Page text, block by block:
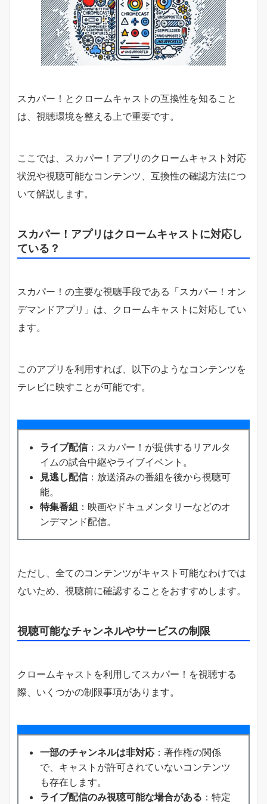
スカパー！とクロームキャストの互換性を知ること
は、視聴環境を整える上で重要です。
ここでは、スカパー！アプリのクロームキャスト対応
状況や視聴可能なコンテンツ、互換性の確認方法につ
いて解説します。
スカパー！アプリはクロームキャストに対応し
ている？
スカパー！の主要な視聴手段である「スカパー！オン
デマンドアプリ」は、クロームキャストに対応してい
ます。
このアプリを利用すれば、以下のようなコンテンツを
テレビに映すことが可能です。
ライブ配信：スカパー！が提供するリアルタ
イムの試合中継やライブイベント。
見逃し配信：放送済みの番組を後から視聴可
能。
特集番組 ：映画やドキュメンタリーなどのオ
ンデマンド配信。
ただし、全てのコンテンツがキャスト可能なわけでは
ないため、視聴前に確認することをおすすめします。
視聴可能なチャンネルやサービスの制限
クロームキャストを利用してスカパー！を視聴する
際、いくつかの制限事項があります。
一部のチャンネルは非対応 ：著作権の関係
で、キャストが許可されていないコンテンツ
も存在します。
ライブ配信のみ視聴可能な場合がある ：特定